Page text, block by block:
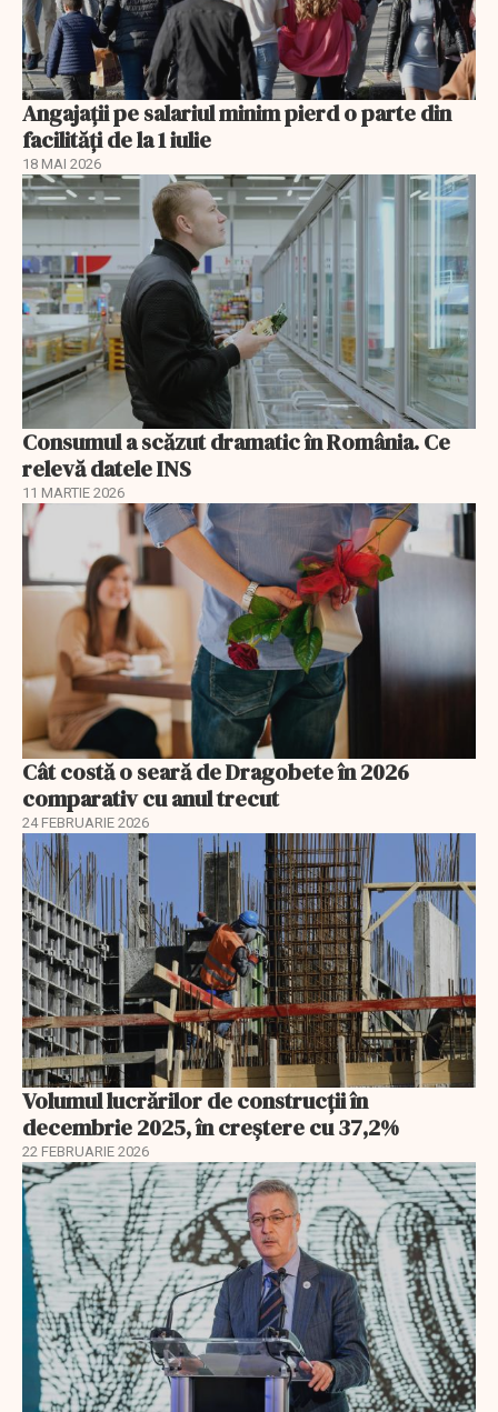
Angajații pe salariul minim pierd o parte din
facilități de la 1 iulie
18 MAI 2026
Consumul a scăzut dramatic în România. Ce
relevă datele INS
11 MARTIE 2026
Cât costă o seară de Dragobete în 2026
comparativ cu anul trecut
24 FEBRUARIE 2026
Volumul lucrărilor de construcții în
decembrie 2025, în creștere cu 37,2%
22 FEBRUARIE 2026